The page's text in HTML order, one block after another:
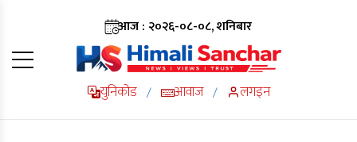
आज : २०२६-०८-०८, शनिबार
युनिकोड / आवाज / लगइन